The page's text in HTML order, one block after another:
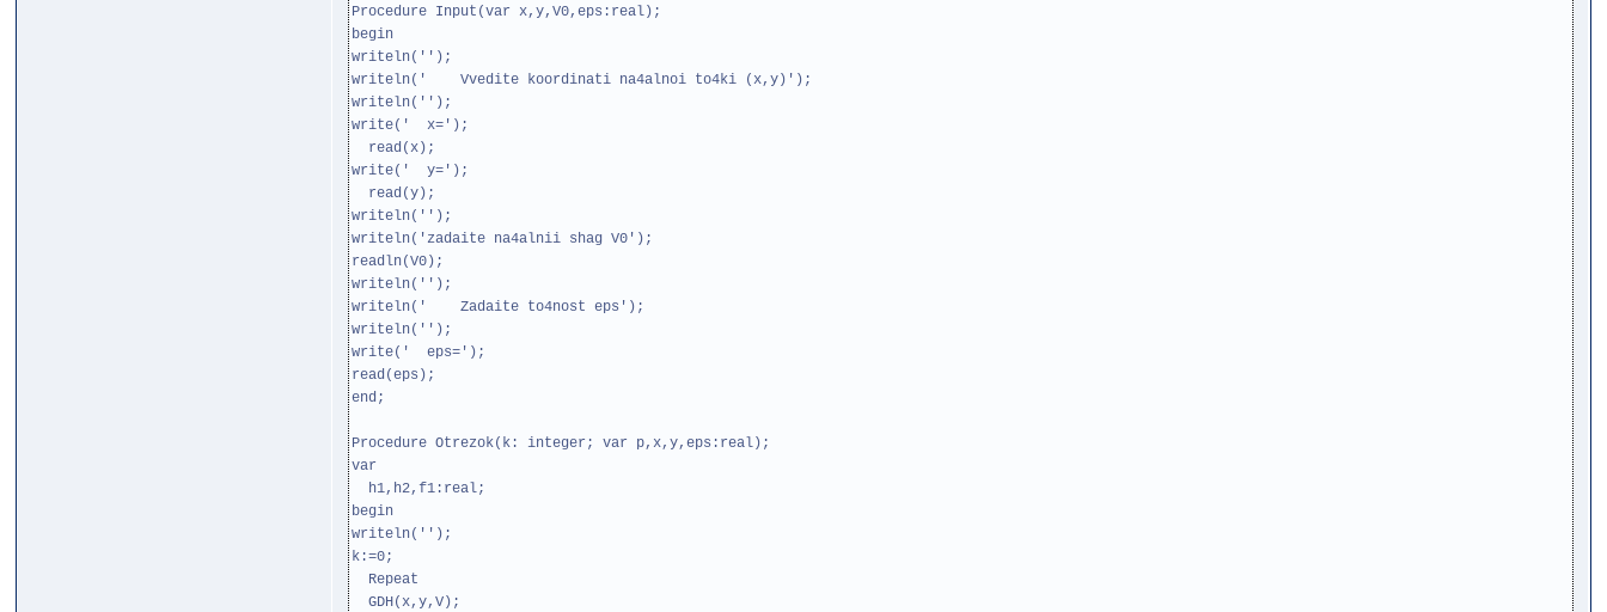
Procedure Input(var x,y,V0,eps:real);
begin
writeln('');
writeln(' Vvedite koordinati na4alnoi to4ki (x,y)');
writeln('');
write(' x=');
read(x);
write(' y=');
read(y);
writeln('');
writeln('zadaite na4alnii shag V0');
readln(V0);
writeln('');
writeln(' Zadaite to4nost eps');
writeln('');
write(' eps=');
read(eps);
end;
Procedure Otrezok(k: integer; var p,x,y,eps:real);
var
h1,h2,f1:real;
begin
writeln('');
k:=0;
Repeat
GDH(x,y,V);